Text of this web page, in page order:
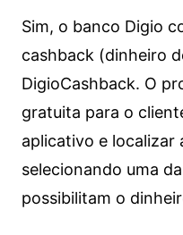
Sim, o banco Digio
cashback (dinheiro
DigioCashback. O
gratuita para o
aplicativo e localizar
selecionando uma
possibilitam o